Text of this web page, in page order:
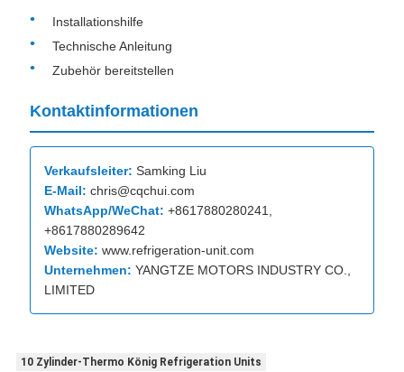
Installationshilfe
Technische Anleitung
Zubehör bereitstellen
Kontaktinformationen
Verkaufsleiter: Samking Liu
E-Mail: chris@cqchui.com
WhatsApp/WeChat: +8617880280241,
+8617880289642
Website: www.refrigeration-unit.com
Unternehmen: YANGTZE MOTORS INDUSTRY CO.,
LIMITED
10 Zylinder-Thermo König Refrigeration Units